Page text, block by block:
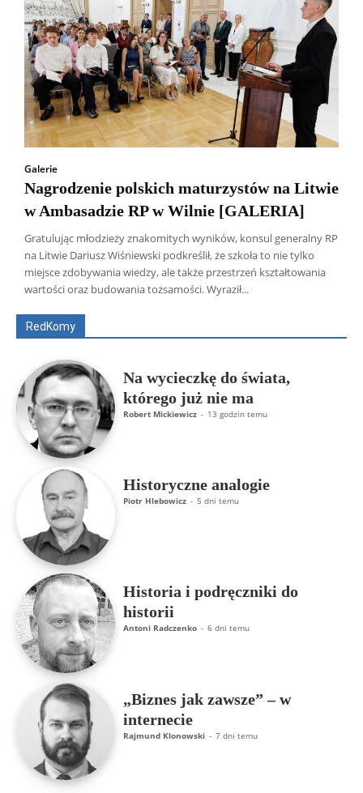
Galerie
Nagrodzenie polskich maturzystów na Litwie
w Ambasadzie RP w Wilnie [GALERIA]
Gratulując młodzieży znakomitych wyników, konsul generalny RP
na Litwie Dariusz Wiśniewski podkreślił, że szkoła to nie tylko
miejsce zdobywania wiedzy, ale także przestrzeń kształtowania
wartości oraz budowania tożsamości. Wyraził...
RedKomy
Wszyscy Aleksander Borowik
Antoni Radczenko
Artur Płokszto
Grzegorz Górny
ks. Jarosław Wąsowicz SDB
Na wycieczkę do świata,
którego już nie ma
Robert Mickiewicz - 13 godzin temu
Historyczne analogie
Piotr Hlebowicz - 5 dni temu
Historia i podręczniki do
historii
Antoni Radczenko - 6 dni temu
„Biznes jak zawsze” – w
internecie
Rajmund Klonowski - 7 dni temu